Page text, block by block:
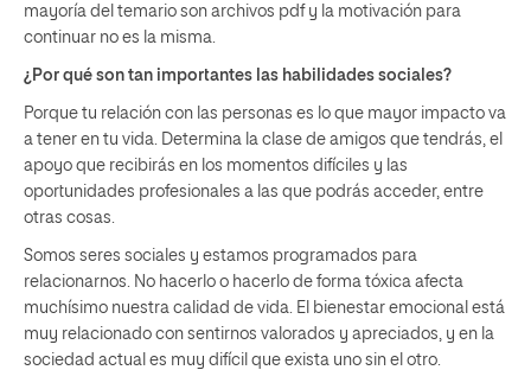
mayoría del temario son archivos pdf y la motivación para
continuar no es la misma.
¿Por qué son tan importantes las habilidades sociales?
Porque tu relación con las personas es lo que mayor impacto va
a tener en tu vida. Determina la clase de amigos que tendrás, el
apoyo que recibirás en los momentos difíciles y las
oportunidades profesionales a las que podrás acceder, entre
otras cosas.
Somos seres sociales y estamos programados para
relacionarnos. No hacerlo o hacerlo de forma tóxica afecta
muchísimo nuestra calidad de vida. El bienestar emocional está
muy relacionado con sentirnos valorados y apreciados, y en la
sociedad actual es muy difícil que exista uno sin el otro.